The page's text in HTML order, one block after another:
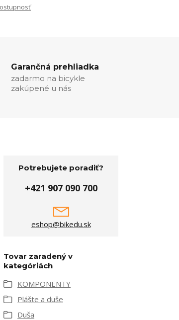
Garančná prehliadka
zadarmo na bicykle
zakúpené u nás
Potrebujete poradiť?
+421 907 090 700
eshop@bikedu.sk
Tovar zaradený v
kategóriách
KOMPONENTY
Plášte a duše
Duša